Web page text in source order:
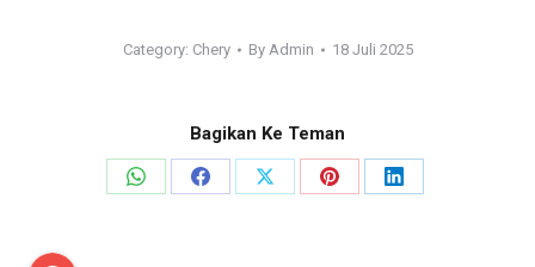
Category: Chery By Admin 18 Juli 2025
Bagikan Ke Teman
Share
Share
Share
Share
Share